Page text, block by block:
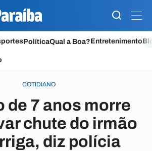
PolíticaQual a Boa?Entretenimento
COTIDIANO
de 7 anos morre
chute do irmão
diz polícia